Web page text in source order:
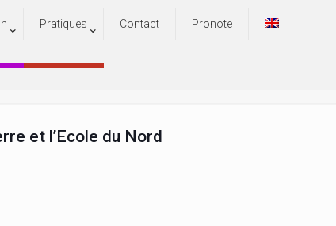
Pratiques Contact Pronote
et l’Ecole du Nord